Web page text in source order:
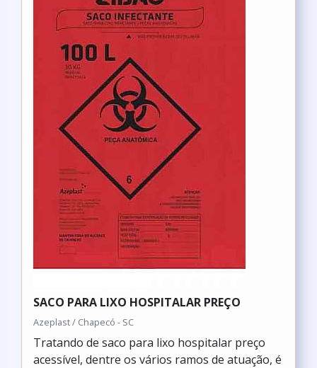
SACO PARA LIXO HOSPITALAR PREÇO
Azeplast / Chapecó - SC
Tratando de saco para lixo hospitalar preço
acessível, dentre os vários ramos de atuação, é